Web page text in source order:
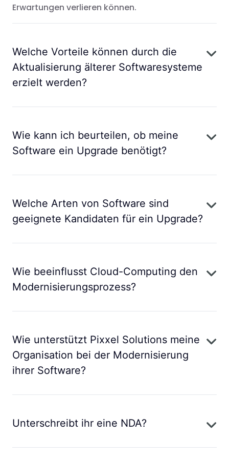
Erwartungen verlieren können.
Welche Vorteile können durch die
Aktualisierung älterer Softwaresysteme
erzielt werden?
Wie kann ich beurteilen, ob meine
Software ein Upgrade benötigt?
Welche Arten von Software sind
geeignete Kandidaten für ein Upgrade?
Wie beeinflusst Cloud-Computing den
Modernisierungsprozess?
Wie unterstützt Pixxel Solutions meine
Organisation bei der Modernisierung
ihrer Software?
Unterschreibt ihr eine NDA?